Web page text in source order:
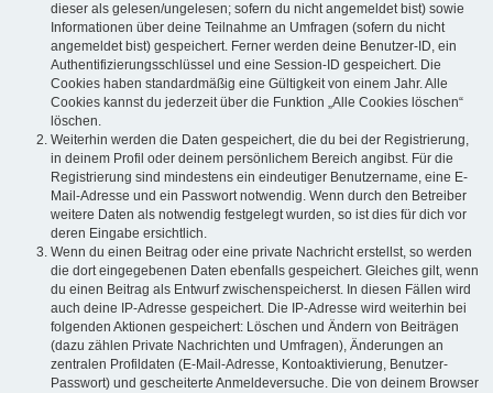
dieser als gelesen/ungelesen; sofern du nicht angemeldet bist) sowie
Informationen über deine Teilnahme an Umfragen (sofern du nicht
angemeldet bist) gespeichert. Ferner werden deine Benutzer-ID, ein
Authentifizierungsschlüssel und eine Session-ID gespeichert. Die
Cookies haben standardmäßig eine Gültigkeit von einem Jahr. Alle
Cookies kannst du jederzeit über die Funktion „Alle Cookies löschen“
löschen.
Weiterhin werden die Daten gespeichert, die du bei der Registrierung,
in deinem Profil oder deinem persönlichem Bereich angibst. Für die
Registrierung sind mindestens ein eindeutiger Benutzername, eine E-
Mail-Adresse und ein Passwort notwendig. Wenn durch den Betreiber
weitere Daten als notwendig festgelegt wurden, so ist dies für dich vor
deren Eingabe ersichtlich.
Wenn du einen Beitrag oder eine private Nachricht erstellst, so werden
die dort eingegebenen Daten ebenfalls gespeichert. Gleiches gilt, wenn
du einen Beitrag als Entwurf zwischenspeicherst. In diesen Fällen wird
auch deine IP-Adresse gespeichert. Die IP-Adresse wird weiterhin bei
folgenden Aktionen gespeichert: Löschen und Ändern von Beiträgen
(dazu zählen Private Nachrichten und Umfragen), Änderungen an
zentralen Profildaten (E-Mail-Adresse, Kontoaktivierung, Benutzer-
Passwort) und gescheiterte Anmeldeversuche. Die von deinem Browser